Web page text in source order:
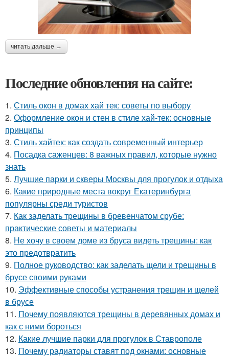
читать дальше →
Последние обновления на сайте:
1. Стиль окон в домах хай тек: советы по выбору
2. Оформление окон и стен в стиле хай-тек: основные
принципы
3. Стиль хайтек: как создать современный интерьер
4. Посадка саженцев: 8 важных правил, которые нужно
знать
5. Лучшие парки и скверы Москвы для прогулок и отдыха
6. Какие природные места вокруг Екатеринбурга
популярны среди туристов
7. Как заделать трещины в бревенчатом срубе:
практические советы и материалы
8. Не хочу в своем доме из бруса видеть трещины: как
это предотвратить
9. Полное руководство: как заделать щели и трещины в
брусе своими руками
10. Эффективные способы устранения трещин и щелей
в брусе
11. Почему появляются трещины в деревянных домах и
как с ними бороться
12. Какие лучшие парки для прогулок в Ставрополе
13. Почему радиаторы ставят под окнами: основные